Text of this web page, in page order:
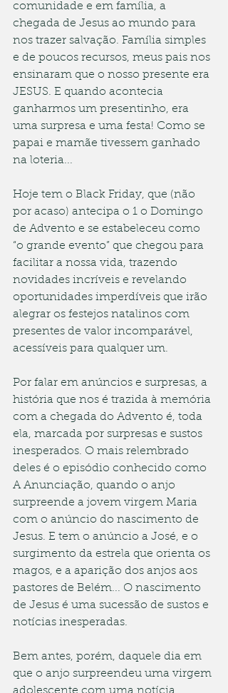
comunidade e em família, a
chegada de Jesus ao mundo para
nos trazer salvação. Família simples
e de poucos recursos, meus pais nos
ensinaram que o nosso presente era
JESUS. E quando acontecia
ganharmos um presentinho, era
uma surpresa e uma festa! Como se
papai e mamãe tivessem ganhado
na loteria...
Hoje tem o Black Friday, que (não
por acaso) antecipa o 1 o Domingo
de Advento e se estabeleceu como
“o grande evento” que chegou para
facilitar a nossa vida, trazendo
novidades incríveis e revelando
oportunidades imperdíveis que irão
alegrar os festejos natalinos com
presentes de valor incomparável,
acessíveis para qualquer um.
Por falar em anúncios e surpresas, a
história que nos é trazida à memória
com a chegada do Advento é, toda
ela, marcada por surpresas e sustos
inesperados. O mais relembrado
deles é o episódio conhecido como
A Anunciação, quando o anjo
surpreende a jovem virgem Maria
com o anúncio do nascimento de
Jesus. E tem o anúncio a José, e o
surgimento da estrela que orienta os
magos, e a aparição dos anjos aos
pastores de Belém... O nascimento
de Jesus é uma sucessão de sustos e
notícias inesperadas.
Bem antes, porém, daquele dia em
que o anjo surpreendeu uma virgem